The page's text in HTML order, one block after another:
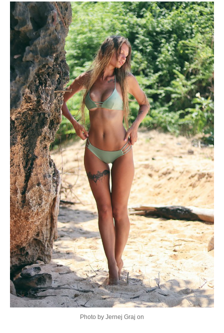
Photo by Jernej Graj on